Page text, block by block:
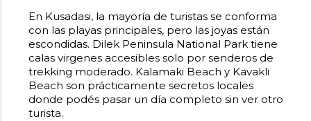
En Kusadasi, la mayoría de turistas se conforma
con las playas principales, pero las joyas están
escondidas. Dilek Peninsula National Park tiene
calas virgenes accesibles solo por senderos de
trekking moderado. Kalamaki Beach y Kavakli
Beach son prácticamente secretos locales
donde podés pasar un día completo sin ver otro
turista.